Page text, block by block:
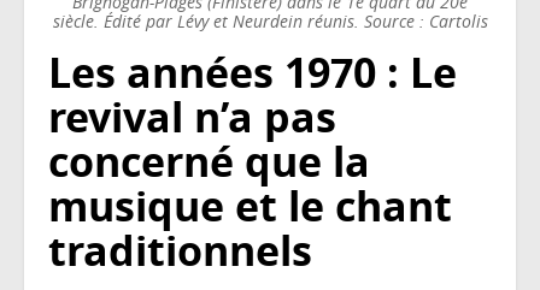
siècle. Édité par Lévy et Neurdein réunis. Source : Cartolis
Les années 1970 : Le
revival n’a pas
concerné que la
musique et le chant
traditionnels